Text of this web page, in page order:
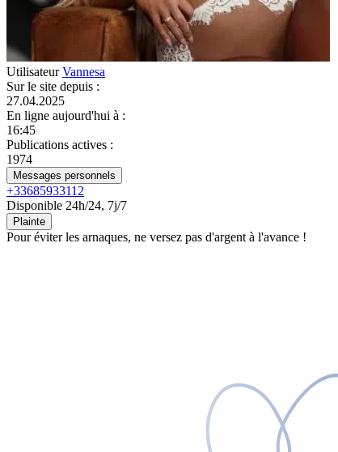
UtilisateurVannesa
Sur le site depuis :
27.04.2025
En ligne aujourd'hui à :
16:45
Publications actives :
1974
Messages personnels
+33685933112
Disponible 24h/24, 7j/7
Plainte
Pour éviter les arnaques, ne versez pas d'argent à l'avance !